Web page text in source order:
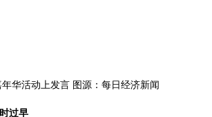
华活动上发言 图源：每日经济新闻
过早